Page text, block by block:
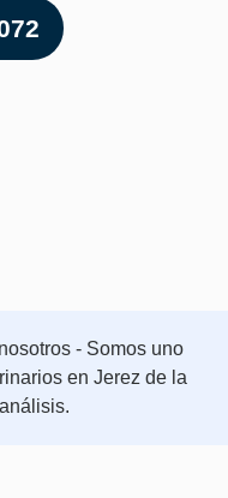
- Somos uno
en Jerez de la